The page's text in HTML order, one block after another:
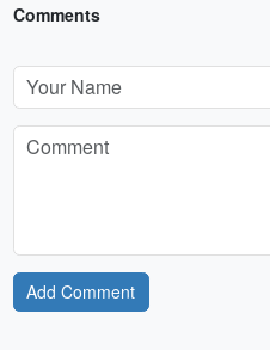
Comments
Add Comment